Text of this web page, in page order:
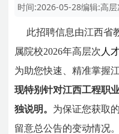
时间:2026-05-28编辑:高
此招聘信息由江西省
属院校2026年高层次 人
为助您快速、精准掌握
现特别针对江西工程职
独说明。 为保证您获取
留意总公告的变动情况。